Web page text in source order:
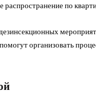
распространение по
организовать